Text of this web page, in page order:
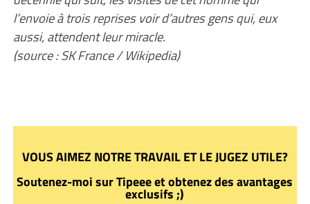
l’envoie à trois reprises voir d’autres gens qui, eux
aussi, attendent leur miracle.
(source : SK France / Wikipedia)
VOUS AIMEZ NOTRE TRAVAIL ET LE JUGEZ UTILE?
Soutenez-moi sur Tipeee et obtenez des avantages
exclusifs ;)